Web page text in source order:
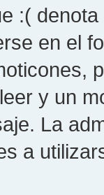
:(
en el
y un
La
a